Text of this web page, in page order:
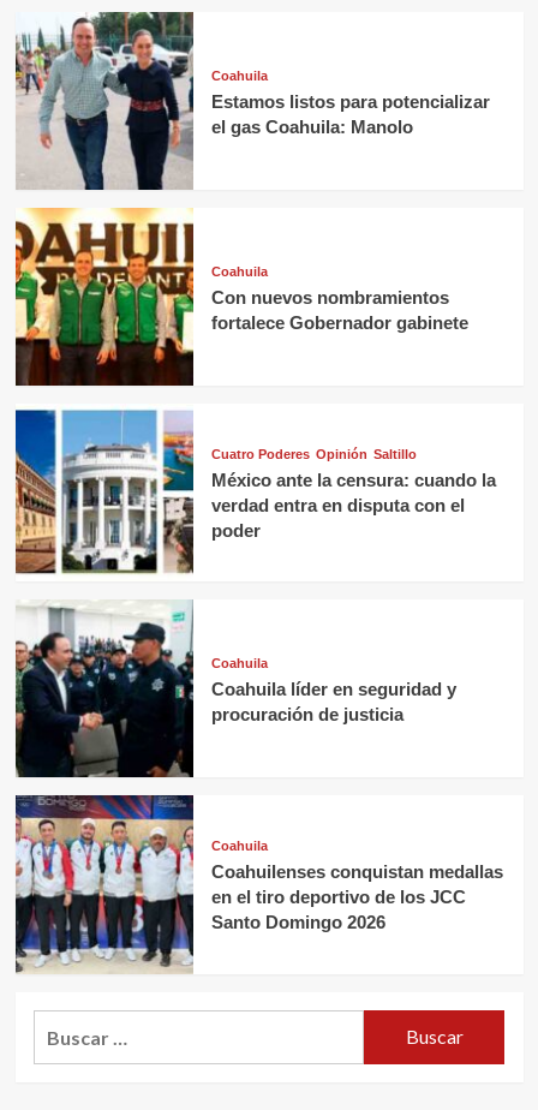
Coahuila
Estamos listos para potencializar
el gas Coahuila: Manolo
Coahuila
Con nuevos nombramientos
fortalece Gobernador gabinete
Cuatro Poderes Opinión Saltillo
México ante la censura: cuando la
verdad entra en disputa con el
poder
Coahuila
Coahuila líder en seguridad y
procuración de justicia
Coahuila
Coahuilenses conquistan medallas
en el tiro deportivo de los JCC
Santo Domingo 2026